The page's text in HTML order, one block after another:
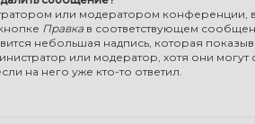
или модератором конференции,
Правка в соответствующем
небольшая надпись, которая
или модератор, хотя они
на него уже кто-то ответил.